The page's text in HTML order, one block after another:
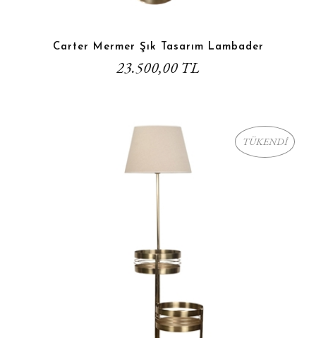
Carter Mermer Şık Tasarım Lambader
23.500,00 TL
TÜKENDİ